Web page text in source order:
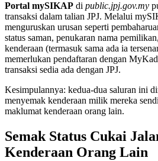
Portal mySIKAP di public.jpj.gov.my
transaksi dalam talian JPJ. Melalui
menguruskan urusan seperti
status saman, penukaran nama
kenderaan (termasuk sama ada ia
memerlukan pendaftaran dengan
transaksi sedia ada dengan JPJ.
Kesimpulannya: kedua-dua saluran ini
menyemak kenderaan milik mereka
maklumat kenderaan orang lain.
Semak Status Cukai
Kenderaan Orang Lain